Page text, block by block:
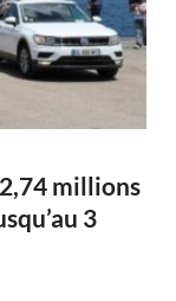
millions
3